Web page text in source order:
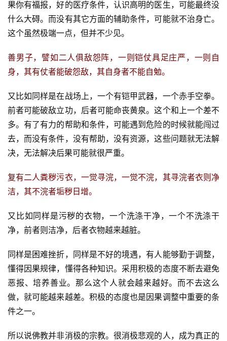
果你有福报，好的医疗条件，认识高明的医生，可能最终没
什么大碍。而没有其它方面的辅助条件，可能就不治身亡。
这个虽然极端一点，但并不少见。
善男子，譬如二人俱敌怨阵，一则铠仗具足庄严，一则自
身，其有仗者能破怨敌，其自身者不能自勉。
又比如同样是在战场上，一个有铠甲武器，一个赤手空拳。
前者可能破敌立功，后者可能命丧黄泉。这个和上一个差不
多。有了有力的帮助和条件，可能遇到危险的时候就能闯过
去，而没有条件，没有帮助，没有资源，这些问题就无法解
决，无法解决后果可能就很严重。
复有二人粪秽污衣，一觉寻浣，一觉不浣，其寻浣者衣则净
洁，其不浣者垢秽日增。
又比如同样是污秽的衣物，一个洗涤干净，一个不洗涤干
净，前者则洁净，后者衣物越来越脏。
同样是困难挫折，同样是不好的境遇，有人能够勤于调整，
懂得因果规律，懂得各种知识。采用积极的态度不断去避免
恶报、培养善业。那么这个人就会越来越好。而不去这么
做，就可能越来越差。积极的态度也是因果调整中重要的条
件之一。
所以说佛教并非消极的宗教。很消极悲观的人，成为真正的